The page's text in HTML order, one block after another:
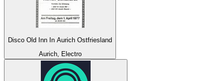
Disco Old Inn In Aurich Ostfriesland
Aurich, Electro